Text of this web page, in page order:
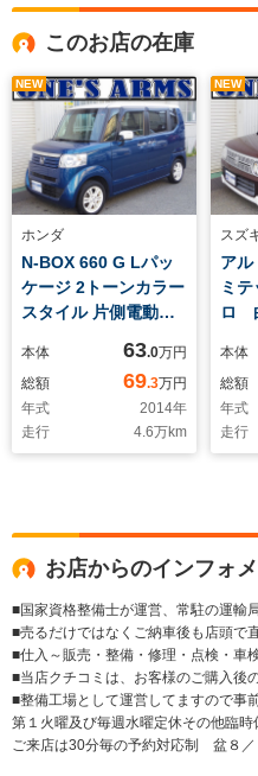
このお店の在庫
NEW
ホンダ
N-BOX 660 G Lパッ
ケージ 2トーンカラー
スタイル 片側電動ス
キー アイドリングス
トップ ナビ TV
バックカメラ
Blutooth ETC オ
ートエアコン ステア
本体 63.0万円
総額
69.3万円
年式
2014年
走行
4.6万km
NEW
スズ
アル
ミ
ロ
ー
ンチ
本体
総額
年式
走行
お店からのインフォ
■国家資格整備士が運営、常駐の運輸
■売るだけではなくご納車後も店頭で
■仕入～販売・整備・修理・点検・車
■当店クチコミは、お客様のご購入後
■整備工場として運営してますので事
第１火曜及び毎週水曜定休その他臨
ご来店は30分毎の予約対応制 盆８／